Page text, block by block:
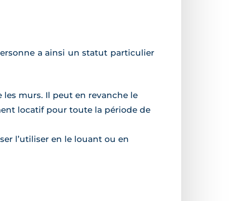
a ainsi un statut particulier
les murs. Il peut en revanche le
locatif pour toute la période de
l’utiliser en le louant ou en